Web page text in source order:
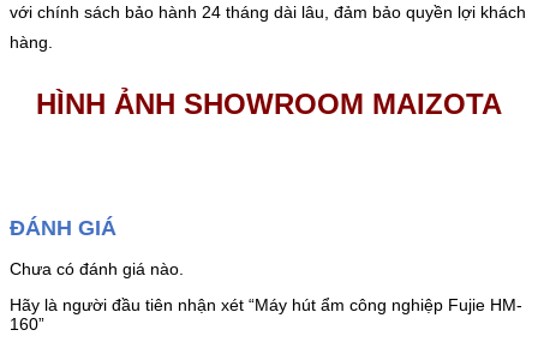
với chính sách bảo hành 24 tháng dài lâu, đảm bảo quyền lợi khách
hàng.
HÌNH ẢNH SHOWROOM MAIZOTA
ĐÁNH GIÁ
Chưa có đánh giá nào.
Hãy là người đầu tiên nhận xét “Máy hút ẩm công nghiệp Fujie HM-
160”